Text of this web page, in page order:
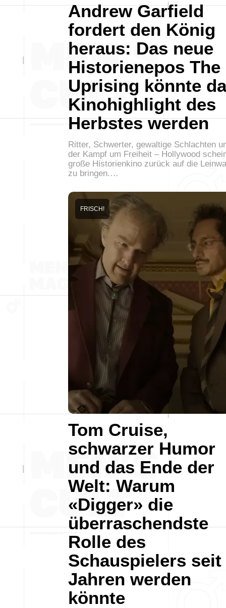
Andrew Garfield
fordert den König
heraus: Das neue
Historienepos The
Uprising könnte
Kinohighlight des
Herbstes werden
Ritter, Schwerter, gewaltige Schlachten
der Kampf um Freiheit – Hollywood
große Historienkino zurück auf die
zu bringen.…
Tom Cruise,
schwarzer Humor
und das Ende der
Welt: Warum
«Digger» die
überraschendste
Rolle des
Schauspielers seit
Jahren werden
könnte
FRISCH!